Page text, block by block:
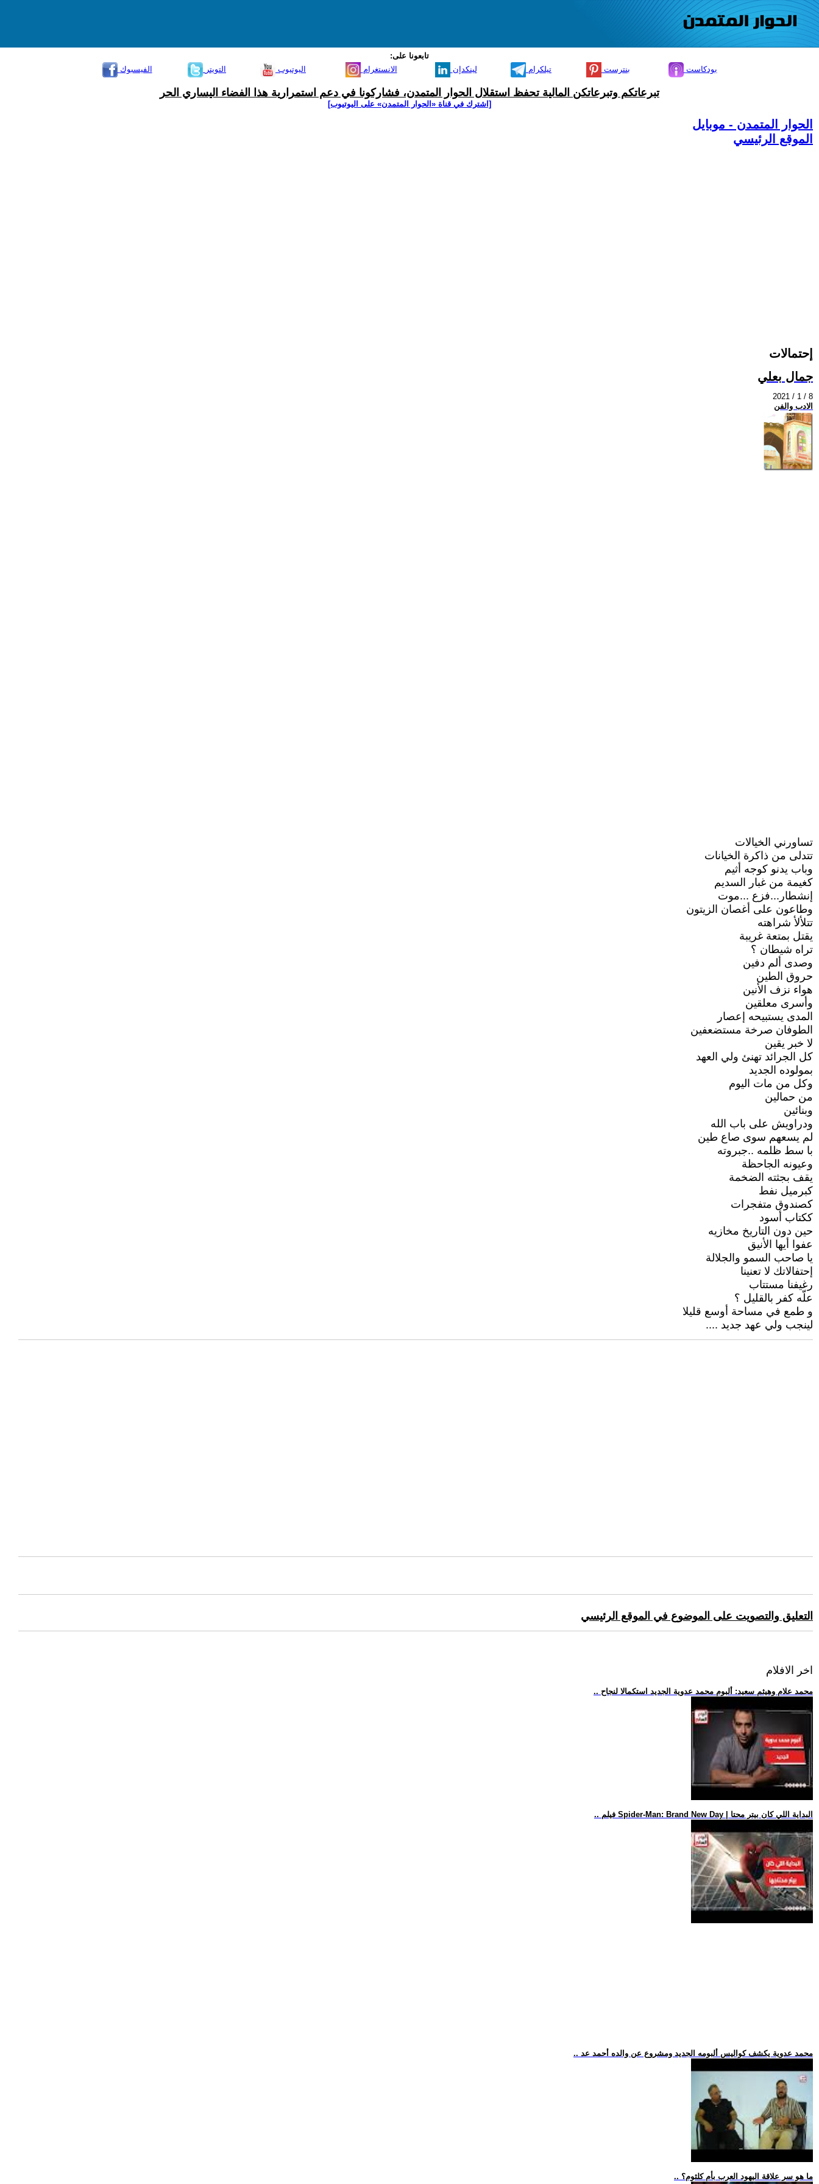
تابعونا على:
الفيسبوك
التويتر اليوتيوب الانستغرام لينكدإن تيلكرام بنترست بودكاست
تبرعاتكم وتبرعاتكن المالية تحفظ استقلال الحوار المتمدن، فشاركونا في دعم استمرارية هذا الفضاء اليساري الحر
[اشترك في قناة ‫«الحوار المتمدن» على اليوتيوب]
الحوار المتمدن - موبايل
الموقع الرئيسي
إحتمالات
جمال بعلي
2021 / 1 / 8
الادب والفن
تساورني الخيالات
تتدلى من ذاكرة الخيانات
وباب يدنو كوجه أثيم
كغيمة من غبار السديم
إنشطار...فزع ...موت
وطاعون على أغصان الزيتون
تتلألأ شراهته
يقتل بمتعة غريبة
تراه شيطان ؟
وصدى ألم دفين
حروق الطين
هواء نزف الأنين
وأسرى معلقين
المدى يستبيحه إعصار
الطوفان صرخة مستضعفين
لا خبر يقين
كل الجرائد تهنئ ولي العهد
بمولوده الجديد
وكل من مات اليوم
من حمالين
وبنائين
ودراويش على باب الله
لم يسعهم سوى صاع طين
با سط ظلمه ..جبروته
وعيونه الجاحظة
يقف بجثته الضخمة
كبرميل نفط
كصندوق متفجرات
ككتاب أسود
حين دون التاريخ مخازيه
عفوا أيها الأنيق
يا صاحب السمو والجلالة
إحتفالاتك لا تعنينا
رغيفنا مستتاب
علّه كفر بالقليل ؟
و طمع في مساحة أوسع قليلا
لينجب ولي عهد جديد ....
التعليق والتصويت على الموضوع في الموقع الرئيسي
اخر الافلام
.. محمد علام وهيثم سعيد: ألبوم محمد عدوية الجديد استكمالا لنجاح
.. فيلم Spider-Man: Brand New Day | البداية اللي كان بيتر محتا
.. محمد عدوية يكشف كواليس ألبومه الجديد ومشروع عن والده أحمد عد
.. ما هو سر علاقة اليهود العرب بأم كلثوم؟